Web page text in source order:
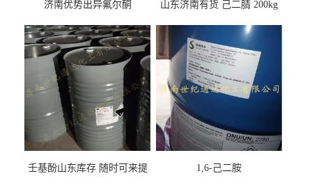
济南优势出异氟尔酮
山东济南有货 己二腈 200kg
壬基酚山东库存 随时可来提
1,6-己二胺